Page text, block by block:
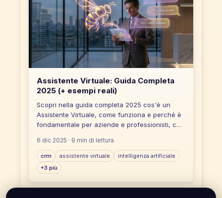
Assistente Virtuale: Guida Completa
2025 (+ esempi reali)
Scopri nella guida completa 2025 cos'è un
Assistente Virtuale, come funziona e perché è
fondamentale per aziende e professionisti, con
6 dic 2025 · 9 min di lettura
crm assistente virtuale
intelligenza artificiale
+3 più